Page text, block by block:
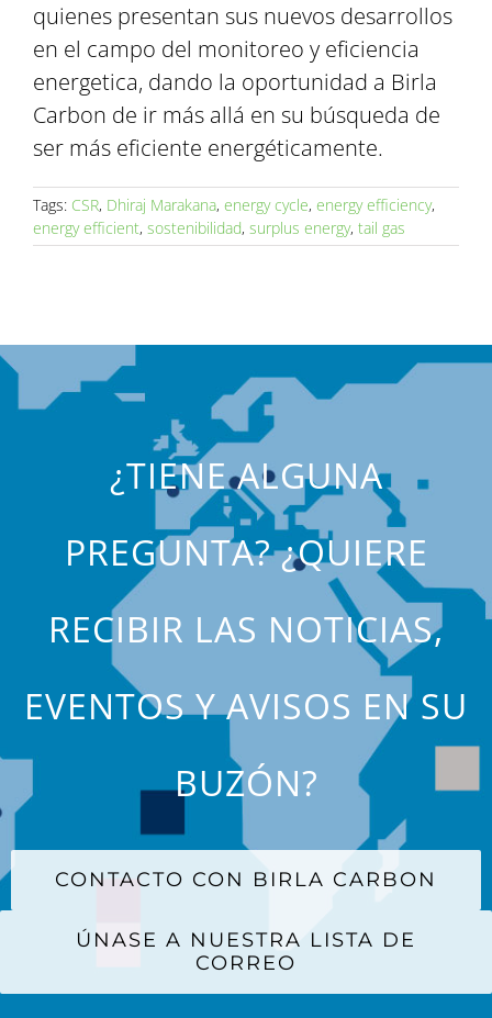
quienes presentan sus nuevos desarrollos
en el campo del monitoreo y eficiencia
energetica, dando la oportunidad a Birla
Carbon de ir más allá en su búsqueda de
ser más eficiente energéticamente.
Tags: CSR, Dhiraj Marakana, energy cycle, energy efficiency,
energy efficient, sostenibilidad, surplus energy, tail gas
¿TIENE ALGUNA
PREGUNTA? ¿QUIERE
RECIBIR LAS NOTICIAS,
EVENTOS Y AVISOS EN SU
BUZÓN?
CONTACTO CON BIRLA CARBON
ÚNASE A NUESTRA LISTA DE
CORREO